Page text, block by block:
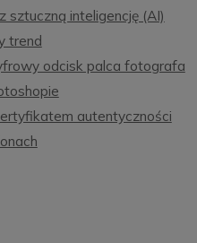
sztuczną inteligencję (AI)
trend
odcisk palca fotografa
autentyczności